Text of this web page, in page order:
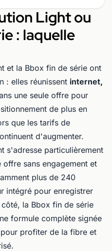
Light ou
: laquelle
et la Bbox fin de série ont
: elles réunissent internet,
une seule offre pour
de plus en
que les tarifs de
d'augmenter.
s'adresse particulièrement
sans engagement et
plus de 240
intégré pour enregistrer
la Bbox fin de série
formule complète signée
profiter de la fibre et